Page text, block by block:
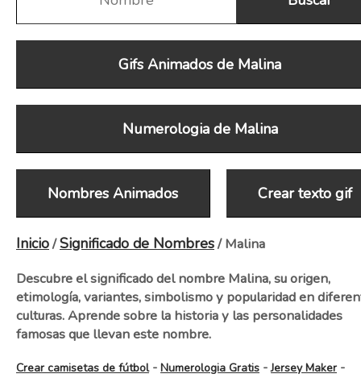
Gifs Animados de Malina
Numerologia de Malina
Nombres Animados Crear texto gif
Inicio/Significado de Nombres/ Malina
Descubre el significado del nombre Malina, su origen,
etimología, variantes, simbolismo y popularidad en
culturas. Aprende sobre la historia y las personalidades
famosas que llevan este nombre.
Crear camisetas de fútbol- Numerologia Gratis -Jersey Maker-